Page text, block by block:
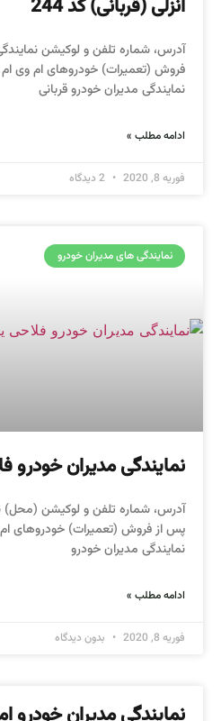
انزلی (قربانی) کد 244
آدرس، شماره تلفن و لوکیشن
نمایندگی مدیران خودرو قربانی
ادامه مطلب »
فوریه 8, 2020
نمایندگی های مدیران خودرو
نمایندگی مدیران خودرو
آدرس، شماره تلفن و لوکیشن
نمایندگی مدیران خودرو
ادامه مطلب »
فوریه 8, 2020 بدون دیدگاه